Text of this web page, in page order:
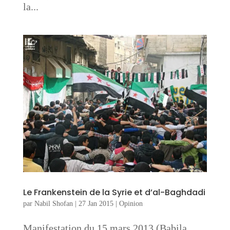
la...
Le Frankenstein de la Syrie et d’al-Baghdadi
par Nabil Shofan| 27 Jan 2015| Opinion